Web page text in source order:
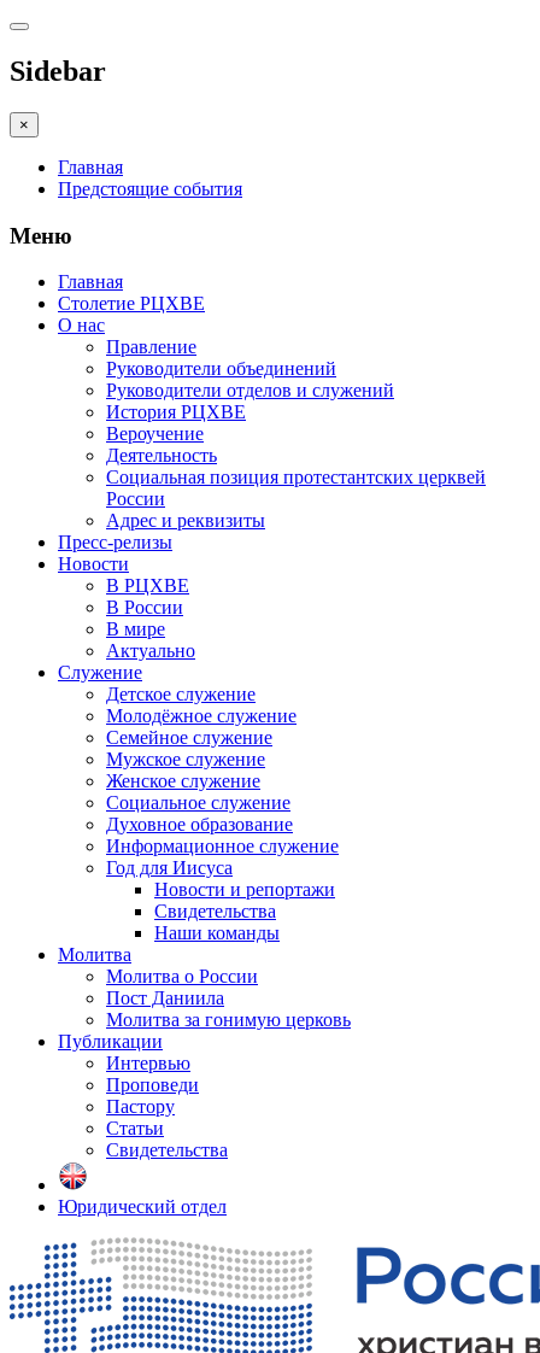
Sidebar
×
Главная
Предстоящие события
Меню
Главная
Столетие РЦХВЕ
О нас
Правление
Руководители объединений
Руководители отделов и служений
История РЦХВЕ
Вероучение
Деятельность
Социальная позиция протестантских церквей
России
Адрес и реквизиты
Пресс-релизы
Новости
В РЦХВЕ
В России
В мире
Актуально
Служение
Детское служение
Молодёжное служение
Семейное служение
Мужское служение
Женское служение
Социальное служение
Духовное образование
Информационное служение
Год для Иисуса
Новости и репортажи
Свидетельства
Наши команды
Молитва
Молитва о России
Пост Даниила
Молитва за гонимую церковь
Публикации
Интервью
Проповеди
Пастору
Статьи
Свидетельства
Юридический отдел